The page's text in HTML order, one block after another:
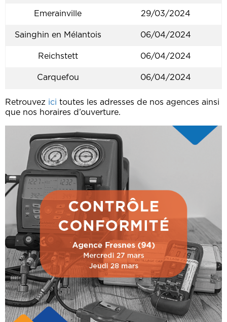
Emerainville 29/03/2024
Sainghin en Mélantois 06/04/2024
Reichstett 06/04/2024
Carquefou 06/04/2024
Retrouvez ici toutes les adresses de nos agences ainsi
que nos horaires d’ouverture.